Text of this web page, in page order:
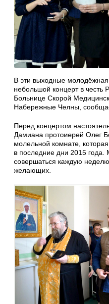
В эти выходные молодёжная
небольшой концерт в честь
Больнице Скорой
Набережные Челны,
Перед концертом
Дамиана протоиерей Олег
молельной комнате,
в последние дни 2015 года.
совершаться каждую
желающих.